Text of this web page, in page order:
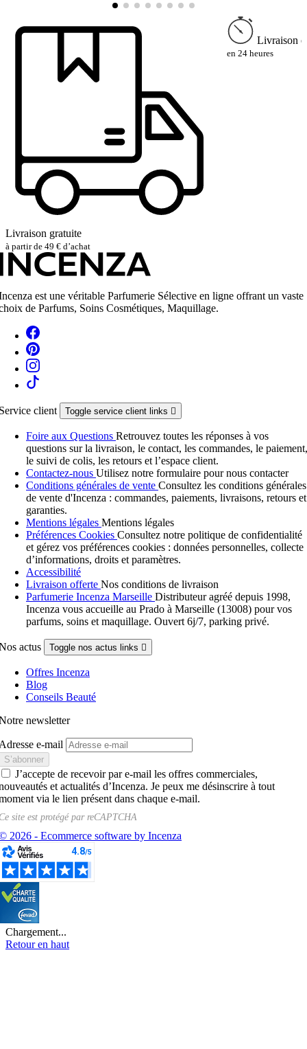
Livraison gratuite
à partir de 49 € d’achat
Livraison
en 24 heures
est une véritable Parfumerie Sélective en ligne offrant un vaste
de Parfums, Soins Cosmétiques, Maquillage.
client Toggle service client links 
Foire aux Questions Retrouvez toutes les réponses à vos
questions sur la livraison, le contact, les commandes, le paiement,
le suivi de colis, les retours et l’espace client.
Contactez-nous Utilisez notre formulaire pour nous contacter
Conditions générales de vente Consultez les conditions générales
de vente d'Incenza : commandes, paiements, livraisons, retours et
garanties.
Mentions légales Mentions légales
Préférences Cookies Consultez notre politique de confidentialité
et gérez vos préférences cookies : données personnelles, collecte
d’informations, droits et paramètres.
Accessibilité
Livraison offerte Nos conditions de livraison
Parfumerie Incenza Marseille Distributeur agréé depuis 1998,
Incenza vous accueille au Prado à Marseille (13008) pour vos
parfums, soins et maquillage. Ouvert 6j/7, parking privé.
actus Toggle nos actus links 
Offres Incenza
Blog
Conseils Beauté
newsletter
e-mail
J’accepte de recevoir par e-mail les offres commerciales,
et actualités d’Incenza. Je peux me désinscrire à tout
via le lien présent dans chaque e-mail.
site est protégé parreCAPTCHA
2026 - Ecommerce software by Incenza
Chargement...
Retour en haut